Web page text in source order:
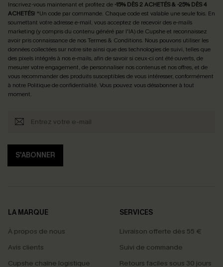
Inscrivez-vous maintenant et profitez de -15% DÈS 2 ACHETÉS & -25% DÈS 4
ACHETÉS! *Un code par commande. Chaque code est valable une seule fois. En
soumettant votre adresse e-mail, vous acceptez de recevoir des e-mails
marketing (y compris du contenu généré par l'IA) de Cupshe et reconnaissez
avoir pris connaissance de nosTermes & Conditions. Nous pouvons utiliser les
données collectées sur notre site ainsi que des technologies de suivi, telles que
des pixels intégrés à nos e-mails, afin de savoir si ceux-ci ont été ouverts, de
mesurer votre engagement, de personnaliser nos contenus et nos offres, et de
vous recommander des produits susceptibles de vous intéresser, conformément
à notre Politique de confidentialité. Vous pouvez vous désabonner à tout
moment.
S'ABONNER
LA MARQUE
À propos de nous
Avis clients
Cupshe chaîne logistique
SERVICES
Livraison offerte dès 55 €
Suivi de commande
Retours faciles sous 30 jours